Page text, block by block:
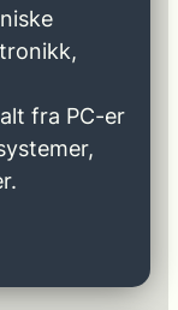
fra PC-er